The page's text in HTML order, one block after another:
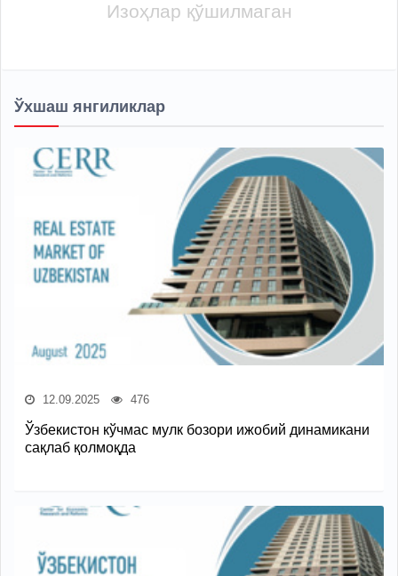
Изоҳлар қўшилмаган
Ўхшаш янгиликлар
12.09.2025 476
Ўзбекистон кўчмас мулк бозори ижобий динамикани
сақлаб қолмоқда